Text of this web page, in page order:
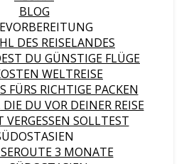
BLOG
DES REISELANDES
DU GÜNSTIGE FLÜGE
WELTREISE
FÜRS RICHTIGE PACKEN
DU VOR DEINER REISE
VERGESSEN SOLLTEST
3 MONATE